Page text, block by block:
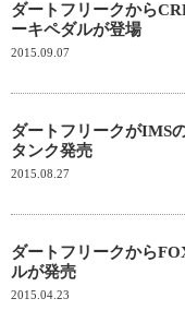
ダートフリークから
ーキペダルが登場
2015.09.07
ダートフリークがIMS
タンク発売
2015.08.27
ダートフリークから
ルが発売
2015.04.23